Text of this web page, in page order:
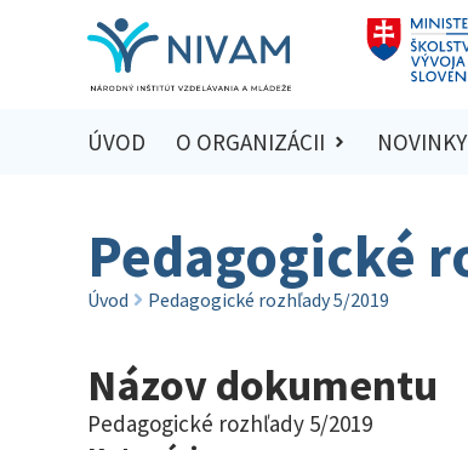
ÚVOD O ORGANIZÁCII NOVINKY
Pedagogické
Úvod Pedagogické rozhľady 5/2019
Názov dokumentu
Pedagogické rozhľady 5/2019